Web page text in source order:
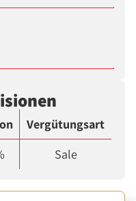
Vergütungsart
Sale